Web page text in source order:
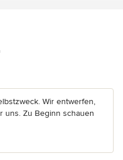
von 5 Sternen
Wir entwerfen,
uns. Zu Beginn schauen